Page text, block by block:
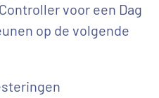
voor een Dag
op de volgende